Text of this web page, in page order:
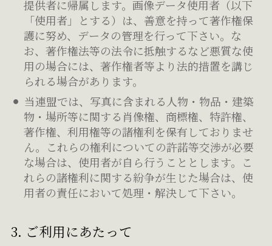
提供者に帰属します。画像データ使用者（以下
「使用者」とする）は、善意を持って著作権保
護に努め、データの管理を行って下さい。な
お、著作権法等の法令に抵触するなど悪質な使
用の場合には、著作権者等より法的措置を講じ
られる場合があります。
当連盟では、写真に含まれる人物・物品・建築
物・場所等に関する肖像権、商標権、特許権、
著作権、利用権等の諸権利を保有しておりませ
ん。これらの権利についての許諾等交渉が必要
な場合は、使用者が自ら行うこととします。こ
れらの諸権利に関する紛争が生じた場合は、使
用者の責任において処理・解決して下さい。
3. ご利用にあたって